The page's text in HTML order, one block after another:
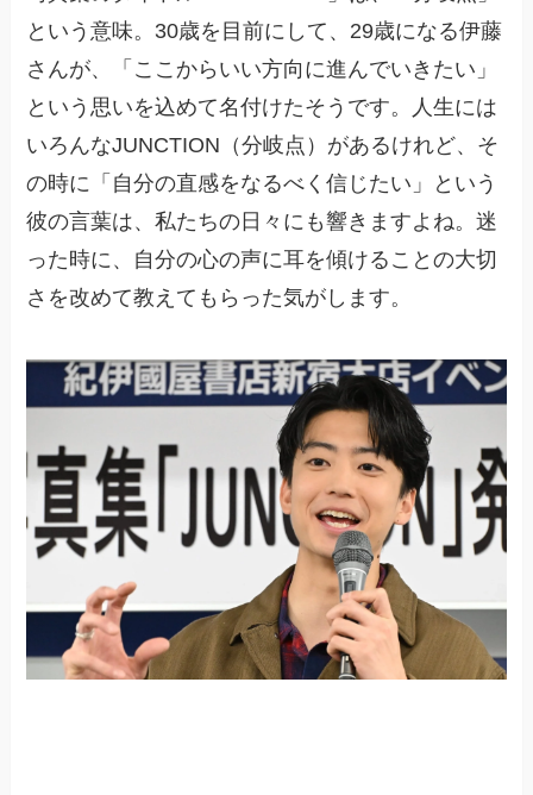
という意味。30歳を目前にして、29歳になる伊藤
さんが、「ここからいい方向に進んでいきたい」
という思いを込めて名付けたそうです。人生には
いろんなJUNCTION（分岐点）があるけれど、そ
の時に「自分の直感をなるべく信じたい」という
彼の言葉は、私たちの日々にも響きますよね。迷
った時に、自分の心の声に耳を傾けることの大切
さを改めて教えてもらった気がします。